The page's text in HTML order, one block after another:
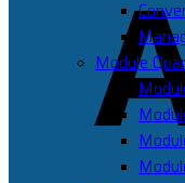
Module